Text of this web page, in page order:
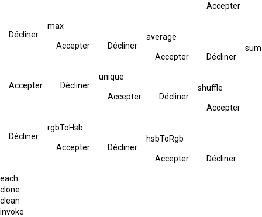
Accepter
Décliner
max
Accepter Décliner
average
Accepter Décliner
sum
Accepter Décliner
unique
Accepter Décliner
shuffle
Accepter
Décliner
rgbToHsb
Accepter Décliner
hsbToRgb
Accepter Décliner
each
clone
clean
invoke